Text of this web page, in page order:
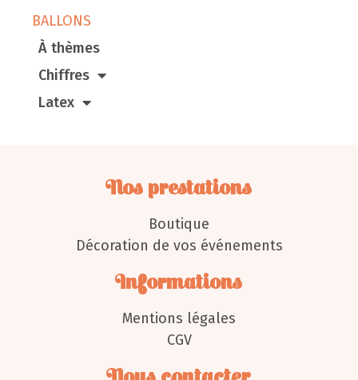
BALLONS
À thèmes
Chiffres
Latex
Nos prestations
Boutique
Décoration de vos événements
Informations
Mentions légales
CGV